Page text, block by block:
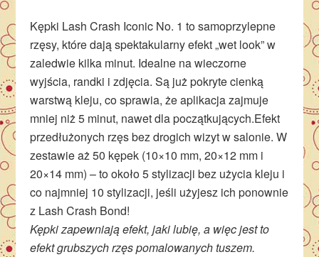
Kępki Lash Crash Iconic No. 1 to samoprzylepne
rzęsy, które dają spektakularny efekt „wet look” w
zaledwie kilka minut. Idealne na wieczorne
wyjścia, randki i zdjęcia. Są już pokryte cienką
warstwą kleju, co sprawia, że aplikacja zajmuje
mniej niż 5 minut, nawet dla początkujących.Efekt
przedłużonych rzęs bez drogich wizyt w salonie. W
zestawie aż 50 kępek (10×10 mm, 20×12 mm i
20×14 mm) – to około 5 stylizacji bez użycia kleju i
co najmniej 10 stylizacji, jeśli użyjesz ich ponownie
z Lash Crash Bond!
Kępki zapewniają efekt, jaki lubię, a więc jest to
efekt grubszych rzęs pomalowanych tuszem.